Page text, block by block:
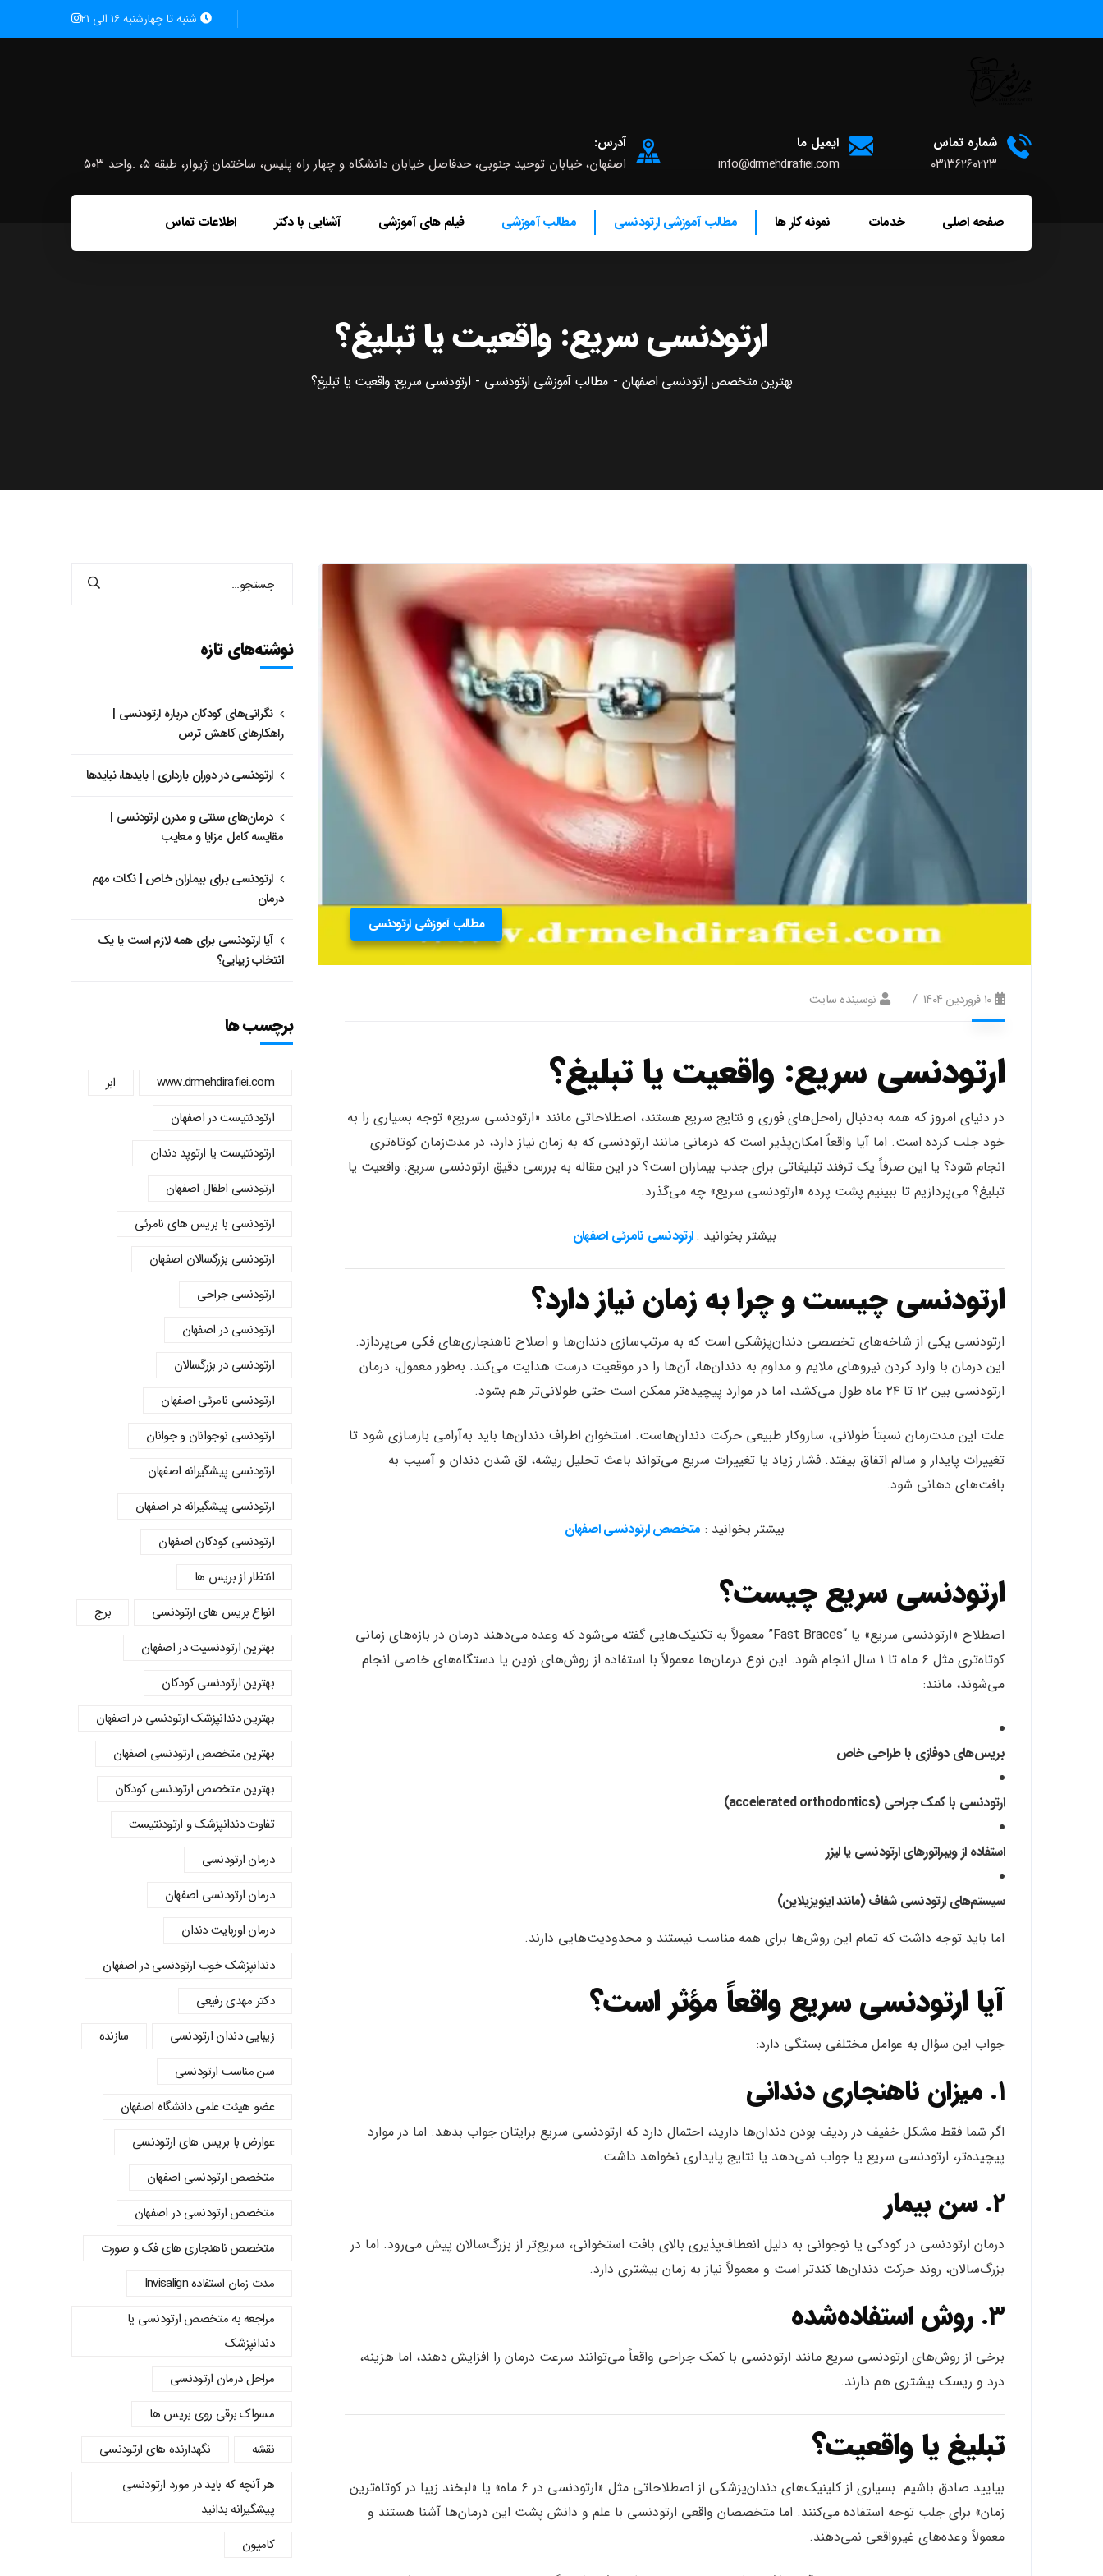
شنبه تا چهارشنبه ۱۶ الی ۲۱
شماره تماس
۰۳۱۳۶۲۶۰۲۲۳
ایمیل ما
info@drmehdirafiei.com
آدرس:
اصفهان، خیابان توحید جنوبی، حدفاصل خیابان دانشگاه و چهار راه پلیس، ساختمان ژیوار، طبقه ۵، .واحد ۵۰۳
صفحه اصلی خدمات نمونه کار ها مطالب آموزشی ارتودنسی مطالب آموزشی فیلم های آموزشی آشنایی با دکتر اطلاعات تماس
ارتودنسی سریع: واقعیت یا تبلیغ؟
بهترین متخصص ارتودنسی اصفهان مطالب آموزشی ارتودنسی ارتودنسی سریع: واقعیت یا تبلیغ؟
مطالب آموزشی ارتودنسی
۱۰ فروردین ۱۴۰۴ نوسینده سایت
ارتودنسی سریع: واقعیت یا تبلیغ؟
در دنیای امروز که همه به‌دنبال راه‌حل‌های فوری و نتایج سریع هستند، اصطلاحاتی مانند «ارتودنسی سریع» توجه بسیاری را به
خود جلب کرده است. اما آیا واقعاً امکان‌پذیر است که درمانی مانند ارتودنسی که به زمان نیاز دارد، در مدت‌زمان کوتاه‌تری
انجام شود؟ یا این صرفاً یک ترفند تبلیغاتی برای جذب بیماران است؟ در این مقاله به بررسی دقیق ارتودنسی سریع: واقعیت یا
تبلیغ؟ می‌پردازیم تا ببینیم پشت پرده «ارتودنسی سریع» چه می‌گذرد.
بیشتر بخوانید :ارتودنسی نامرئی اصفهان
ارتودنسی چیست و چرا به زمان نیاز دارد؟
ارتودنسی یکی از شاخه‌های تخصصی دندان‌پزشکی است که به مرتب‌سازی دندان‌ها و اصلاح ناهنجاری‌های فکی می‌پردازد.
این درمان با وارد کردن نیروهای ملایم و مداوم به دندان‌ها، آن‌ها را در موقعیت درست هدایت می‌کند. به‌طور معمول، درمان
ارتودنسی بین ۱۲ تا ۲۴ ماه طول می‌کشد، اما در موارد پیچیده‌تر ممکن است حتی طولانی‌تر هم بشود.
علت این مدت‌زمان نسبتاً طولانی، سازوکار طبیعی حرکت دندان‌هاست. استخوان اطراف دندان‌ها باید به‌آرامی بازسازی شود تا
تغییرات پایدار و سالم اتفاق بیفتد. فشار زیاد یا تغییرات سریع می‌تواند باعث تحلیل ریشه، لق شدن دندان و آسیب به
بافت‌های دهانی شود.
بیشتر بخوانید : متخصص ارتودنسی اصفهان
ارتودنسی سریع چیست؟
اصطلاح «ارتودنسی سریع» یا “Fast Braces” معمولاً به تکنیک‌هایی گفته می‌شود که وعده می‌دهند درمان در بازه‌های زمانی
کوتاه‌تری مثل ۶ ماه تا ۱ سال انجام شود. این نوع درمان‌ها معمولاً با استفاده از روش‌های نوین یا دستگاه‌های خاصی انجام
می‌شوند، مانند:
بریس‌های دوفازی با طراحی خاص
ارتودنسی با کمک جراحی (accelerated orthodontics)
استفاده از ویبراتورهای ارتودنسی یا لیزر
سیستم‌های ارتودنسی شفاف (مانند اینویزیلاین)
اما باید توجه داشت که تمام این روش‌ها برای همه مناسب نیستند و محدودیت‌هایی دارند.
آیا ارتودنسی سریع واقعاً مؤثر است؟
جواب این سؤال به عوامل مختلفی بستگی دارد:
۱. میزان ناهنجاری دندانی
اگر شما فقط مشکل خفیف در ردیف بودن دندان‌ها دارید، احتمال دارد که ارتودنسی سریع برایتان جواب بدهد. اما در موارد
پیچیده‌تر، ارتودنسی سریع یا جواب نمی‌دهد یا نتایج پایداری نخواهد داشت.
۲. سن بیمار
درمان ارتودنسی در کودکی یا نوجوانی به دلیل انعطاف‌پذیری بالای بافت استخوانی، سریع‌تر از بزرگ‌سالان پیش می‌رود. اما در
بزرگ‌سالان، روند حرکت دندان‌ها کندتر است و معمولاً نیاز به زمان بیشتری دارد.
۳. روش استفاده‌شده
برخی از روش‌های ارتودنسی سریع مانند ارتودنسی با کمک جراحی واقعاً می‌توانند سرعت درمان را افزایش دهند، اما هزینه،
درد و ریسک بیشتری هم دارند.
تبلیغ یا واقعیت؟
بیایید صادق باشیم. بسیاری از کلینیک‌های دندان‌پزشکی از اصطلاحاتی مثل «ارتودنسی در ۶ ماه» یا «لبخند زیبا در کوتاه‌ترین
زمان» برای جلب توجه استفاده می‌کنند. اما متخصصان واقعی ارتودنسی با علم و دانش پشت این درمان‌ها آشنا هستند و
معمولاً وعده‌های غیرواقعی نمی‌دهند.
نوشته‌های تازه
نگرانی‌های کودکان درباره ارتودنسی |
راهکارهای کاهش ترس
ارتودنسی در دوران بارداری | بایدها، نبایدها
درمان‌های سنتی و مدرن ارتودنسی |
مقایسه کامل مزایا و معایب
ارتودنسی برای بیماران خاص | نکات مهم
درمان
آیا ارتودنسی برای همه لازم است یا یک
انتخاب زیبایی؟
برچسب ها
www.drmehdirafiei.com
ابر
ارتودنتیست در اصفهان
ارتودنتیست یا ارتوپد دندان
ارتودنسي اطفال اصفهان
ارتودنسی با بریس های نامرئی
ارتودنسی بزرگسالان اصفهان
ارتودنسی جراحی
ارتودنسی در اصفهان
ارتودنسی در بزرگسالان
ارتودنسی نامرئی اصفهان
ارتودنسی نوجوانان و جوانان
ارتودنسی پیشگیرانه اصفهان
ارتودنسی پیشگیرانه در اصفهان
ارتودنسی کودکان اصفهان
انتظار از بریس ها
انواع بریس های ارتودنسی
برج
بهترین ارتودنسیت در اصفهان
بهترین ارتودنسی کودکان
بهترین دندانپزشک ارتودنسی در اصفهان
بهترین متخصص ارتودنسی اصفهان
بهترین متخصص ارتودنسی کودکان
تفاوت دندانپزشک و ارتودنتیست
درمان ارتودنسی
درمان ارتودنسی اصفهان
درمان اوربایت دندان
دندانپزشک خوب ارتودنسی در اصفهان
دکتر مهدی رفیعی
زیبایی دندان ارتودنسی
سازنده
سن مناسب ارتودنسی
عضو هیئت علمی دانشگاه اصفهان
عوارض با بریس های ارتودنسی
متخصص ارتودنسی اصفهان
متخصص ارتودنسی در اصفهان
متخصص ناهنجاری های فک و صورت
مدت زمان استفاده Invisalign
مراجعه به متخصص ارتودنسی یا
دندانپزشک
مراحل درمان ارتودنسی
مسواک برقی روی بریس ها
نقشه
نگهدارنده های ارتودنسی
هر آنچه که باید در مورد ارتودنسی
پیشگیرانه بدانید
کامیون